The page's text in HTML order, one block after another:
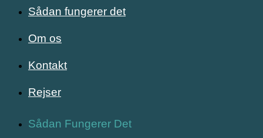
Sådan fungerer det
Om os
Kontakt
Rejser
Sådan Fungerer Det